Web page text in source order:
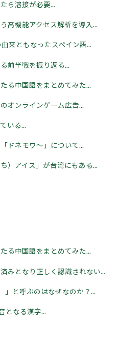
ら溶接が必要...
高機能アクセス解析を導入...
来ともなったスペイン語...
前半戦を振り返る...
る中国語をまとめてみた...
オンラインゲーム広告...
いる...
ドネモワ～」について...
）アイス」が台湾にもある...
る中国語をまとめてみた...
みとなり正しく認識されない...
」と呼ぶのはなぜなのか？...
となる漢字...